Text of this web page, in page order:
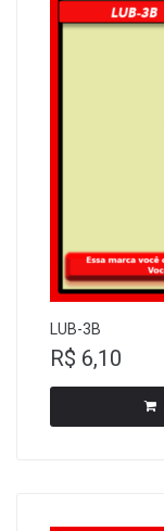
LUB-3B
R$ 6,10